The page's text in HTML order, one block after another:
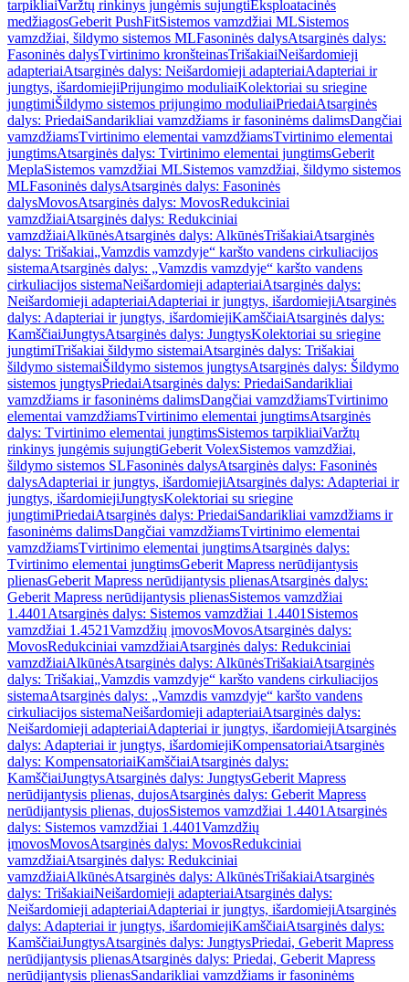
tarpikliaiVaržtų rinkinys jungėmis sujungtiEksploatacinės
medžiagosGeberit PushFitSistemos vamzdžiai MLSistemos
vamzdžiai, šildymo sistemos MLFasoninės dalysAtsarginės dalys:
Fasoninės dalysTvirtinimo kronšteinasTrišakiaiNeišardomieji
adapteriaiAtsarginės dalys: Neišardomieji adapteriaiAdapteriai ir
jungtys, išardomiejiPrijungimo moduliaiKolektoriai su sriegine
jungtimiŠildymo sistemos prijungimo moduliaiPriedaiAtsarginės
dalys: PriedaiSandarikliai vamzdžiams ir fasoninėms dalimsDangčiai
vamzdžiamsTvirtinimo elementai vamzdžiamsTvirtinimo elementai
jungtimsAtsarginės dalys: Tvirtinimo elementai jungtimsGeberit
MeplaSistemos vamzdžiai MLSistemos vamzdžiai, šildymo sistemos
MLFasoninės dalysAtsarginės dalys: Fasoninės
dalysMovosAtsarginės dalys: MovosRedukciniai
vamzdžiaiAtsarginės dalys: Redukciniai
vamzdžiaiAlkūnėsAtsarginės dalys: AlkūnėsTrišakiaiAtsarginės
dalys: Trišakiai„Vamzdis vamzdyje“ karšto vandens cirkuliacijos
sistemaAtsarginės dalys: „Vamzdis vamzdyje“ karšto vandens
cirkuliacijos sistemaNeišardomieji adapteriaiAtsarginės dalys:
Neišardomieji adapteriaiAdapteriai ir jungtys, išardomiejiAtsarginės
dalys: Adapteriai ir jungtys, išardomiejiKamščiaiAtsarginės dalys:
KamščiaiJungtysAtsarginės dalys: JungtysKolektoriai su sriegine
jungtimiTrišakiai šildymo sistemaiAtsarginės dalys: Trišakiai
šildymo sistemaiŠildymo sistemos jungtysAtsarginės dalys: Šildymo
sistemos jungtysPriedaiAtsarginės dalys: PriedaiSandarikliai
vamzdžiams ir fasoninėms dalimsDangčiai vamzdžiamsTvirtinimo
elementai vamzdžiamsTvirtinimo elementai jungtimsAtsarginės
dalys: Tvirtinimo elementai jungtimsSistemos tarpikliaiVaržtų
rinkinys jungėmis sujungtiGeberit VolexSistemos vamzdžiai,
šildymo sistemos SLFasoninės dalysAtsarginės dalys: Fasoninės
dalysAdapteriai ir jungtys, išardomiejiAtsarginės dalys: Adapteriai ir
jungtys, išardomiejiJungtysKolektoriai su sriegine
jungtimiPriedaiAtsarginės dalys: PriedaiSandarikliai vamzdžiams ir
fasoninėms dalimsDangčiai vamzdžiamsTvirtinimo elementai
vamzdžiamsTvirtinimo elementai jungtimsAtsarginės dalys:
Tvirtinimo elementai jungtimsGeberit Mapress nerūdijantysis
plienasGeberit Mapress nerūdijantysis plienasAtsarginės dalys:
Geberit Mapress nerūdijantysis plienasSistemos vamzdžiai
1.4401 Atsarginės dalys: Sistemos vamzdžiai 1.4401 Sistemos
vamzdžiai 1.4521Vamzdžių įmovosMovosAtsarginės dalys:
MovosRedukciniai vamzdžiaiAtsarginės dalys: Redukciniai
vamzdžiaiAlkūnėsAtsarginės dalys: AlkūnėsTrišakiaiAtsarginės
dalys: Trišakiai„Vamzdis vamzdyje“ karšto vandens cirkuliacijos
sistemaAtsarginės dalys: „Vamzdis vamzdyje“ karšto vandens
cirkuliacijos sistemaNeišardomieji adapteriaiAtsarginės dalys:
Neišardomieji adapteriaiAdapteriai ir jungtys, išardomiejiAtsarginės
dalys: Adapteriai ir jungtys, išardomiejiKompensatoriaiAtsarginės
dalys: KompensatoriaiKamščiaiAtsarginės dalys:
KamščiaiJungtysAtsarginės dalys: JungtysGeberit Mapress
nerūdijantysis plienas, dujosAtsarginės dalys: Geberit Mapress
nerūdijantysis plienas, dujosSistemos vamzdžiai 1.4401 Atsarginės
dalys: Sistemos vamzdžiai 1.4401Vamzdžių
įmovosMovosAtsarginės dalys: MovosRedukciniai
vamzdžiaiAtsarginės dalys: Redukciniai
vamzdžiaiAlkūnėsAtsarginės dalys: AlkūnėsTrišakiaiAtsarginės
dalys: TrišakiaiNeišardomieji adapteriaiAtsarginės dalys:
Neišardomieji adapteriaiAdapteriai ir jungtys, išardomiejiAtsarginės
dalys: Adapteriai ir jungtys, išardomiejiKamščiaiAtsarginės dalys:
KamščiaiJungtysAtsarginės dalys: JungtysPriedai, Geberit Mapress
nerūdijantysis plienasAtsarginės dalys: Priedai, Geberit Mapress
nerūdijantysis plienasSandarikliai vamzdžiams ir fasoninėms